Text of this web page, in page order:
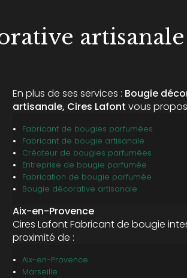
En plus de ses services : Bougie
artisanale, Cires Lafont vous
Fabricant de bougies parfumées
Fabricant de bougie artisanale
Créateur de bougies parfumées
Entreprise de bougie parfumée
Fabrication de bougie parfumée
Bougie décorative artisanale
Aix-en-Provence
Cires Lafont Fabricant de bougie
proximité de :
Aix-en-Provence
Marseille